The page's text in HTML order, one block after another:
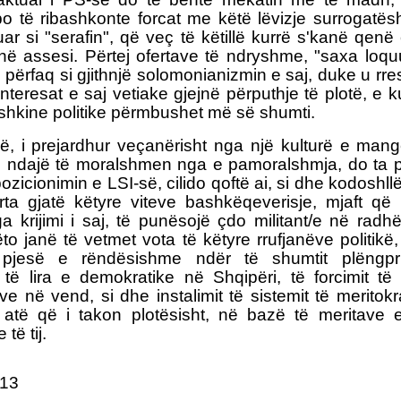
të ribashkonte forcat me këtë lëvizje
si "serafin", që veç të këtillë kurrë s'kanë qenë
assesi. Përtej ofertave të ndryshme, "saxa
përfaq si gjithnjë solomonianizmin e saj, duke u
e saj vetiake gjejnë përputhje të plotë, e
politike përmbushet më së shumti.
i prejardhur veçanërisht nga një kulturë e
ndajë të moralshmen nga e pamoralshmja, do ta
e LSI-së, cilido qoftë ai, si dhe
gjatë këtyre viteve bashkëqeverisje, mjaft që
krijimi i saj, të punësojë çdo militant/e në
janë të vetmet vota të këtyre rrufjanëve
e rëndësishme ndër të shumtit
të lira e demokratike në Shqipëri, të forcimit të
në vend, si dhe instalimit të sistemit të
që i takon plotësisht, në bazë të meritave
të tij.